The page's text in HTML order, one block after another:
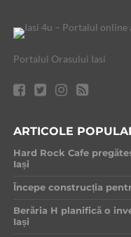
Portalul Orasului Iasi
ARTICOLE
Hard Rock Cafe
Iași
Începe construcția
Berăria H planifică o
Iași